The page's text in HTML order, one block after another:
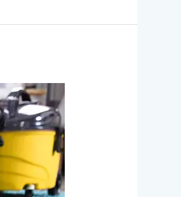
شركة
تنظيف
سجاد
بالدمام